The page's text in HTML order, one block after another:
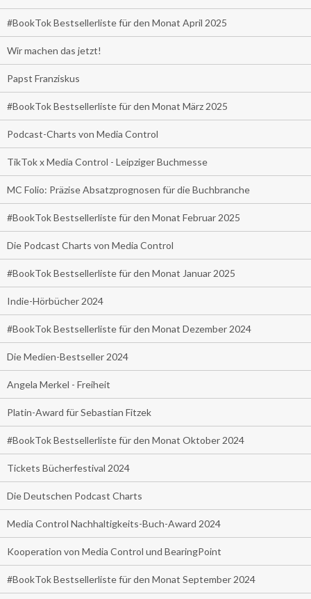
#BookTok Bestsellerliste für den Monat April 2025
Wir machen das jetzt!
Papst Franziskus
#BookTok Bestsellerliste für den Monat März 2025
Podcast-Charts von Media Control
TikTok x Media Control - Leipziger Buchmesse
MC Folio: Präzise Absatzprognosen für die Buchbranche
#BookTok Bestsellerliste für den Monat Februar 2025
Die Podcast Charts von Media Control
#BookTok Bestsellerliste für den Monat Januar 2025
Indie-Hörbücher 2024
#BookTok Bestsellerliste für den Monat Dezember 2024
Die Medien-Bestseller 2024
Angela Merkel - Freiheit
Platin-Award für Sebastian Fitzek
#BookTok Bestsellerliste für den Monat Oktober 2024
Tickets Bücherfestival 2024
Die Deutschen Podcast Charts
Media Control Nachhaltigkeits-Buch-Award 2024
Kooperation von Media Control und BearingPoint
#BookTok Bestsellerliste für den Monat September 2024